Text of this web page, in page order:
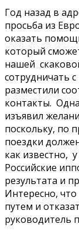
Год назад в
просьба из
оказать
который
нашей
сотрудничать
разместили
контакты.
изъявил
поскольку, по
поездки
как известно,
Российские
результата и
Интересно,
путем и
руководитель